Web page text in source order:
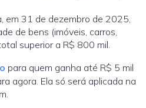
em 31 de dezembro de 2025,
de bens (imóveis, carros,
superior a R$ 800 mil.
para quem ganha até R$ 5 mil
agora. Ela só será aplicada na